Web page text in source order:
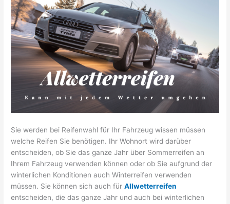
Sie werden bei Reifenwahl für Ihr Fahrzeug wissen müssen
welche Reifen Sie benötigen. Ihr Wohnort wird darüber
entscheiden, ob Sie das ganze Jahr über Sommerreifen an
Ihrem Fahrzeug verwenden können oder ob Sie aufgrund der
winterlichen Konditionen auch Winterreifen verwenden
müssen. Sie können sich auch fürAllwetterreifen
entscheiden, die das ganze Jahr und auch bei winterlichen